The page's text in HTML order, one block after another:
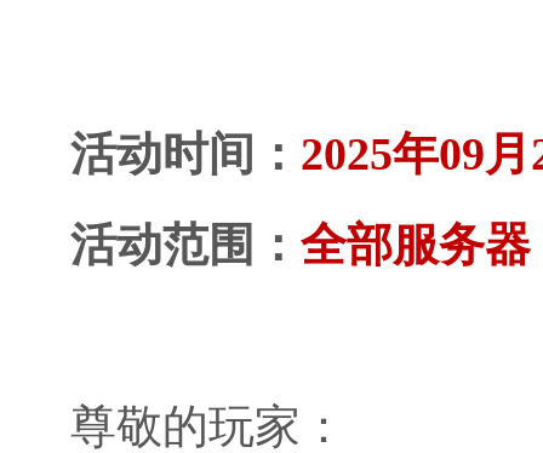
活动时间： 2025年09
活动范围： 全部服务器
尊敬的玩家：